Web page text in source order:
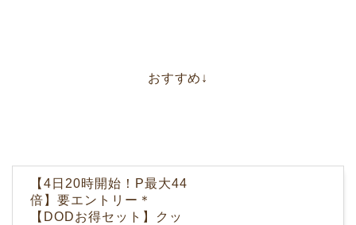
おすすめ↓
【4日20時開始！P最大44
倍】要エントリー＊
【DODお得セット】クッ